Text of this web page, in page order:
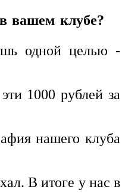
вашем клубе?
одной целью -
1000 рублей за
нашего клуба
В итоге у нас в